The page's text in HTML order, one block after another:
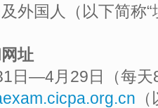
外国人（以下简称
址
日—4月29日（每天